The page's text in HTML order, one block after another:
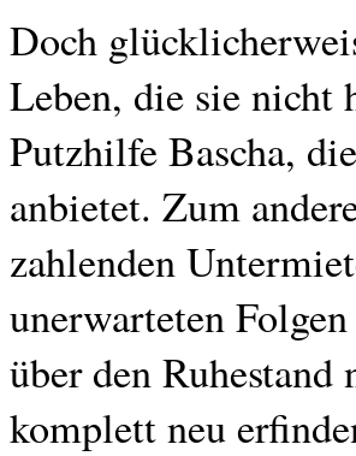
Doch
Leben, die sie nicht
Putzhilfe Bascha,
anbietet. Zum
zahlenden
unerwarteten
über den
komplett neu